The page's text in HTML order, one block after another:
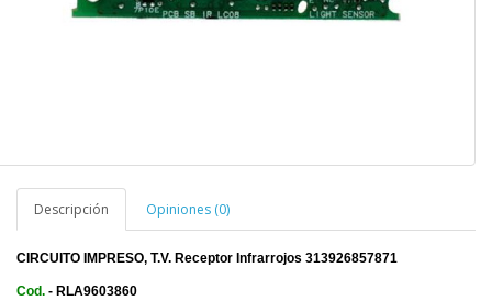
Descripción Opiniones (0)
CIRCUITO IMPRESO, T.V. Receptor Infrarrojos 313926857871
Cod. - RLA9603860